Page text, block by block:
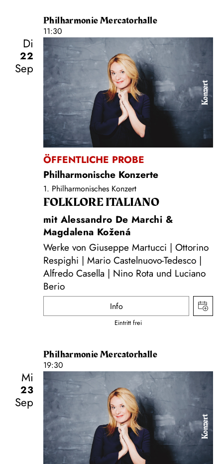
Philharmonie Mercatorhalle
11:30
Di
22
Sep
Konzert
ÖFFENTLICHE PROBE
Philharmonische Konzerte
1. Philharmonisches Konzert
FOLKLORE ITALIANO
mit Alessandro De Marchi &
Magdalena Kožená
Werke von Giuseppe Martucci | Ottorino
Respighi | Mario Castelnuovo-Tedesco |
Alfredo Casella | Nino Rota und Luciano
Berio
Info
Eintritt frei
Philharmonie Mercatorhalle
19:30
Mi
23
Sep
Konzert